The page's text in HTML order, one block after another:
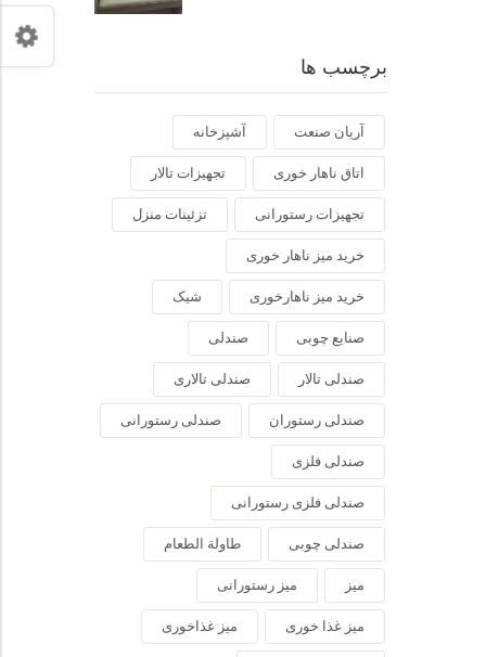
برچسب ها
آریان صنعت آشپزخانه
اتاق ناهار خوری تجهیزات تالار
تجهیزات رستورانی تزئینات منزل
خرید میز ناهار خوری
خرید میز ناهارخوری شیک
صنایع چوبی صندلی
صندلی تالار صندلی تالاری
صندلی رستوران صندلی رستورانی
صندلی فلزی
صندلی فلزی رستورانی
صندلی چوبی طاولة الطعام
میز میز رستورانی
میز غذا خوری میز غذاخوری